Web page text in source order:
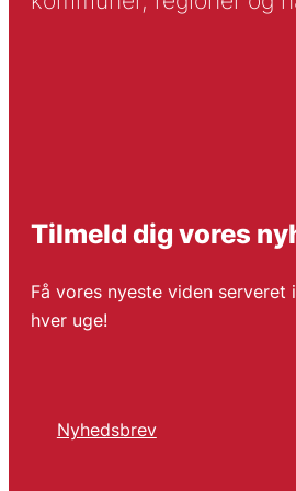
Tilmeld dig vores
Få vores nyeste viden serveret
hver uge!
Nyhedsbrev